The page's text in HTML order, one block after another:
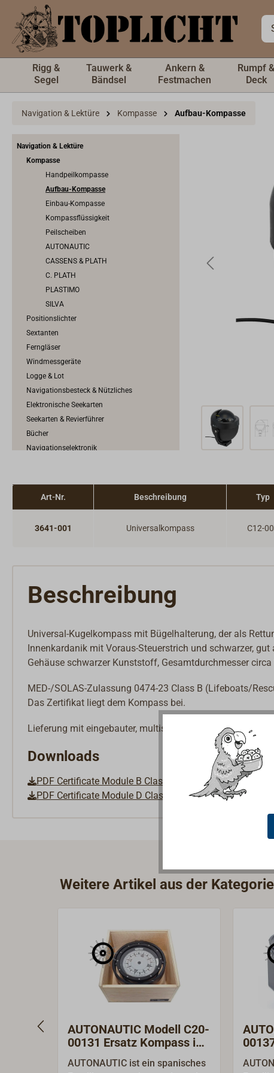
springen
Rigg &
Segel
Tauwerk &
Bändsel
Ankern &
Festmachen
Rumpf &
Deck
Navigation & Lektüre Kompasse Aufbau-Kompasse
Navigation & Lektüre
Kompasse
Handpeilkompasse
Aufbau-Kompasse
Einbau-Kompasse
Kompassflüssigkeit
Peilscheiben
AUTONAUTIC
CASSENS & PLATH
C. PLATH
PLASTIMO
SILVA
Positionslichter
Sextanten
Ferngläser
Windmessgeräte
Logge & Lot
Navigationsbesteck & Nützliches
Elektronische Seekarten
Seekarten & Revierführer
Bücher
Navigationselektronik
Art-Nr. Beschreibung Typ
3641-001 Universalkompass C12-
Beschreibung
Universal-Kugelkompass mit Bügelhalterung, der als
Innenkardanik mit Voraus-Steuerstrich und schwarzer,
Gehäuse schwarzer Kunststoff, Gesamtdurchmesser
MED-/SOLAS-Zulassung 0474-23 Class B (Lifeboats/
Das Zertifikat liegt dem Kompass bei.
Lieferung mit eingebauter, multispannungsfähiger LED-
Downloads
PDF Certificate Module B Class B
PDF Certificate Module D Class B
Weitere Artikel aus der
AUTONAUTIC Modell C20-
00131 Ersatz Kompass im
AUTONAUTIC ist ein spanisches